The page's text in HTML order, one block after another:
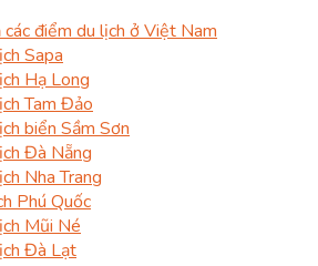
các điểm du lịch ở Việt Nam
Sapa
Hạ Long
Tam Đảo
biển Sầm Sơn
Đà Nẵng
Nha Trang
Phú Quốc
Mũi Né
Đà Lạt